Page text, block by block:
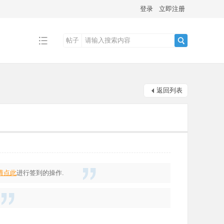
登录 立即注册
帖子
返回列表
点此进行签到的操作.